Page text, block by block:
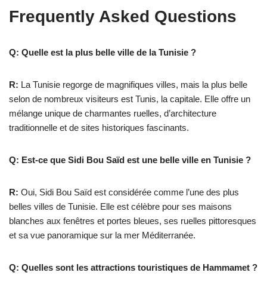
Frequently Asked Questions
Q: Quelle est la plus belle ville de la Tunisie ?
R: La Tunisie regorge de magnifiques villes, mais la plus belle
selon de nombreux visiteurs est Tunis, la capitale. Elle offre un
mélange unique de charmantes ruelles, d’architecture
traditionnelle et de sites historiques fascinants.
Q: Est-ce que Sidi Bou Saïd est une belle ville en Tunisie ?
R: Oui, Sidi Bou Saïd est considérée comme l’une des plus
belles villes de Tunisie. Elle est célèbre pour ses maisons
blanches aux fenêtres et portes bleues, ses ruelles pittoresques
et sa vue panoramique sur la mer Méditerranée.
Q: Quelles sont les attractions touristiques de Hammamet ?